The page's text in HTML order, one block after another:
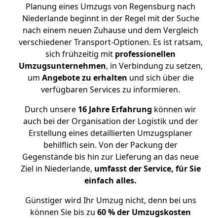
Planung eines Umzugs von Regensburg nach
Niederlande beginnt in der Regel mit der Suche
nach einem neuen Zuhause und dem Vergleich
verschiedener Transport-Optionen. Es ist ratsam,
sich frühzeitig mit professionellen
Umzugsunternehmen, in Verbindung zu setzen,
um Angebote zu erhalten und sich über die
verfügbaren Services zu informieren.
Durch unsere 16 Jahre Erfahrung können wir
auch bei der Organisation der Logistik und der
Erstellung eines detaillierten Umzugsplaner
behilflich sein. Von der Packung der
Gegenstände bis hin zur Lieferung an das neue
Ziel in Niederlande, umfasst der Service, für Sie
einfach alles.
Günstiger wird Ihr Umzug nicht, denn bei uns
können Sie bis zu 60 % der Umzugskosten